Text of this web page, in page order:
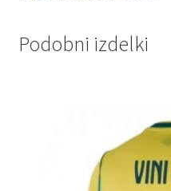
Podobni izdelki